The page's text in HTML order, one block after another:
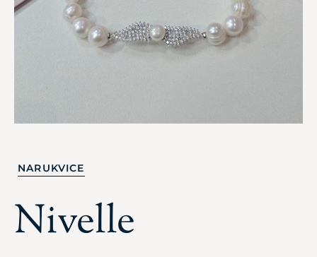
NARUKVICE
Nivelle